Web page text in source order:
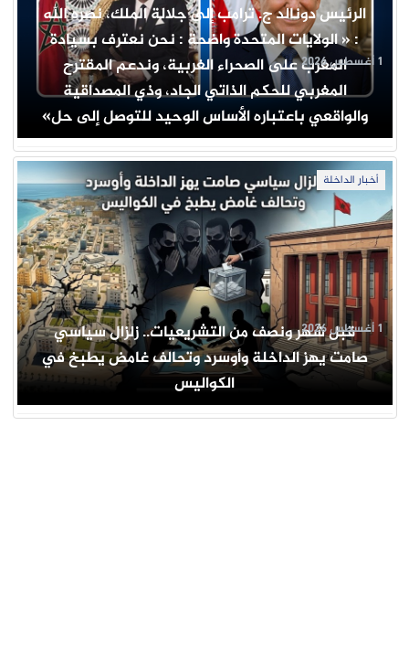
الرئيس دونالد ج. ترامب إلى جلالة الملك، نصره الله
: « الولايات المتحدة واضحة : نحن نعترف بسيادة
المغرب على الصحراء الغربية، وندعم المقترح
المغربي للحكم الذاتي الجاد، وذي المصداقية
والواقعي باعتباره الأساس الوحيد للتوصل إلى حل»
1 أغسطس 2026
أخبار الداخلة
قبل شهر ونصف من التشريعيات.. زلزال سياسي
صامت يهز الداخلة وأوسرد وتحالف غامض يطبخ في
الكواليس
1 أغسطس 2026